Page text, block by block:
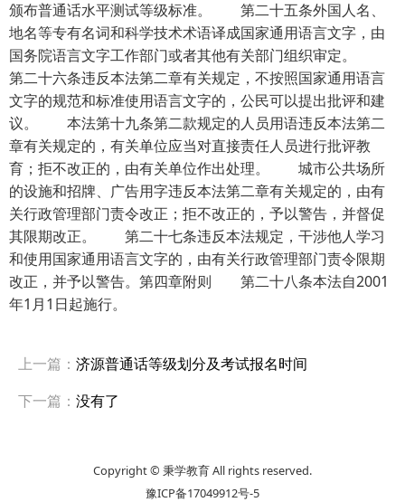
颁布普通话水平测试等级标准。 第二十五条外国人名、
地名等专有名词和科学技术术语译成国家通用语言文字，由
国务院语言文字工作部门或者其他有关部门组织审定。
第二十六条违反本法第二章有关规定，不按照国家通用语言
文字的规范和标准使用语言文字的，公民可以提出批评和建
议。 本法第十九条第二款规定的人员用语违反本法第二
章有关规定的，有关单位应当对直接责任人员进行批评教
育；拒不改正的，由有关单位作出处理。 城市公共场所
的设施和招牌、广告用字违反本法第二章有关规定的，由有
关行政管理部门责令改正；拒不改正的，予以警告，并督促
其限期改正。 第二十七条违反本法规定，干涉他人学习
和使用国家通用语言文字的，由有关行政管理部门责令限期
改正，并予以警告。第四章附则 第二十八条本法自2001
年1月1日起施行。
上一篇： 济源普通话等级划分及考试报名时间
下一篇： 没有了
Copyright © 秉学教育 All rights reserved.
豫ICP备17049912号-5